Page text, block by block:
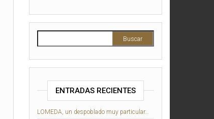
ENTRADAS RECIENTES
LOMEDA, un despoblado muy particular…